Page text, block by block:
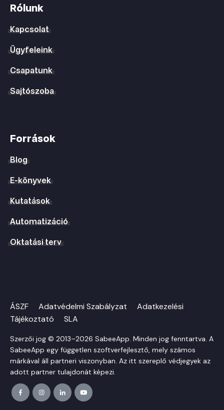
Rólunk
Kapcsolat
Ügyfeleink
Csapatunk
Sajtószoba
Források
Blog
E-könyvek
Kutatások
Automatizáció
Oktatási terv
ÁSZF Adatvédelmi Szabályzat
Adatkezelési
Tájékoztató
SLA
Szerzői jog © 2013–2026 SabeeApp. Minden jog fenntartva. A
SabeeApp egy független szoftverfejlesztő, mely számos
márkával áll partneri viszonyban. Az itt szereplő védjegyek az
adott partner tulajdonát képezi.